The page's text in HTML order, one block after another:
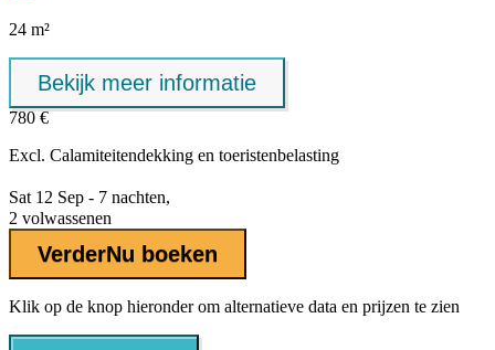
24 m²
Bekijk meer informatie
780 €
Excl. Calamiteitendekking en toeristenbelasting
Sat 12 Sep - 7 nachten,
2 volwassenen
VerderNu boeken
Klik op de knop hieronder om alternatieve data en prijzen te zien